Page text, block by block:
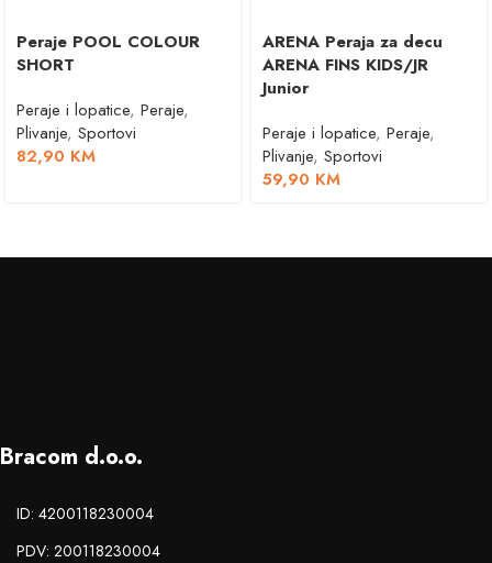
Peraje POOL COLOUR
SHORT
Peraje i lopatice, Peraje,
Plivanje, Sportovi
82,90 KM
ARENA Peraja za decu
ARENA FINS KIDS/JR
Junior
Peraje i lopatice, Peraje,
Plivanje, Sportovi
59,90 KM
Bracom d.o.o.
ID: 4200118230004
PDV: 200118230004